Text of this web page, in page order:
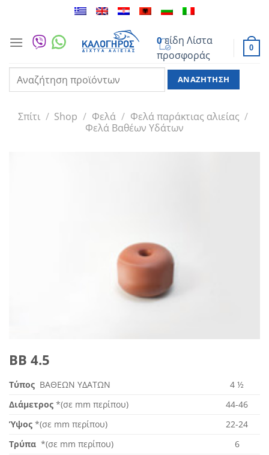
περιεχόμενο
0είδηΛίστα
προσφοράς
0
για:
Σπίτι / Shop / Φελά / Φελά παράκτιας αλιείας /
Φελά Βαθέων Υδάτων
ΒΒ 4.5
Τύπος ΒΑΘΕΩΝ ΥΔΑΤΩΝ
4 ½
Διάμετρος *(σε mm περίπου)
44-46
Ύψος *(σε mm περίπου)
22-24
Τρύπα *(σε mm περίπου)
6